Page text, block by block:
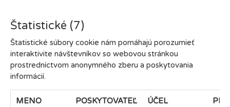
Štatistické (7)
Štatistické súbory cookie nám pomáhajú porozumieť
interaktivite návštevníkov so webovou stránkou
prostredníctvom anonymného zberu a poskytovania
informácií.
MENO POSKYTOVATEĽ ÚČEL